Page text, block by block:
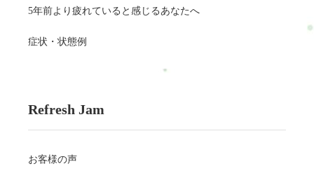
5年前より疲れていると感じるあなたへ
症状・状態例
Refresh Jam
お客様の声